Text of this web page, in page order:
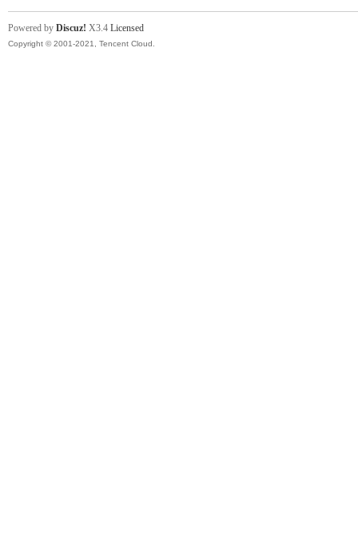
星
Powered by Discuz! X3.4 Licensed
Copyright © 2001-2021, Tencent Cloud.